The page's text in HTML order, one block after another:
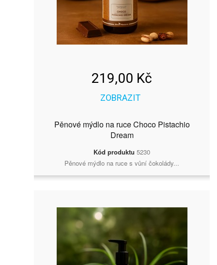
219,00 Kč
ZOBRAZIT
Pěnové mýdlo na ruce Choco Pistachio
Dream
Kód produktu 5230
Pěnové mýdlo na ruce s vůní čokolády...